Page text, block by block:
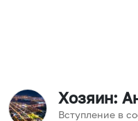
Хозяин:
Вступление в